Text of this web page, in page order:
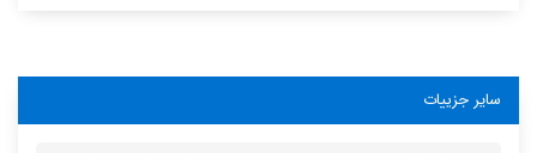
سایر جزییات